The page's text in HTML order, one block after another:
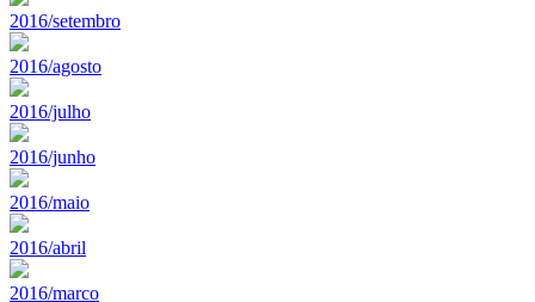
2016/setembro
2016/agosto
2016/julho
2016/junho
2016/maio
2016/abril
2016/marco